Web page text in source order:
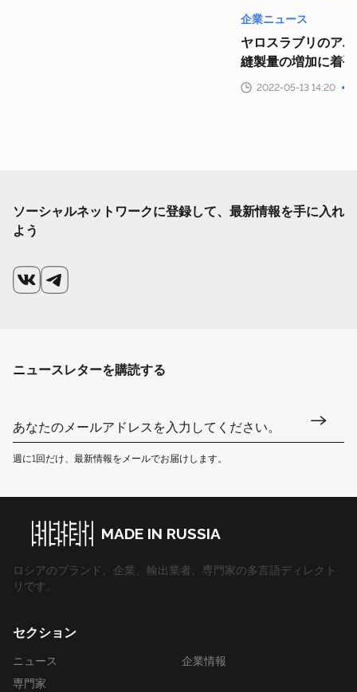
企業ニュース
ヤロスラブリのア
縫製量の増加に着手
2022-05-13 14:20
ソーシャルネットワークに登録して、最新情報を手に入れ
よう
ニュースレターを購読する
週に1回だけ、最新情報をメールでお届けします。
MADE IN RUSSIA
ロシアのブランド、企業、輸出業者、専門家の多言語ディレクト
リです。
セクション
ニュース
企業情報
専門家